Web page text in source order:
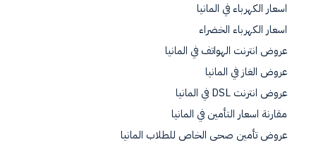
اسعار الكهرباء في المانيا
اسعار الكهرباء الخضراء
عروض انترنت الهواتف في المانيا
عروض الغاز في المانيا
عروض انترنت DSL في المانيا
مقارنة اسعار التأمين في المانيا
عروض تأمين صحي الخاص للطلاب المانيا